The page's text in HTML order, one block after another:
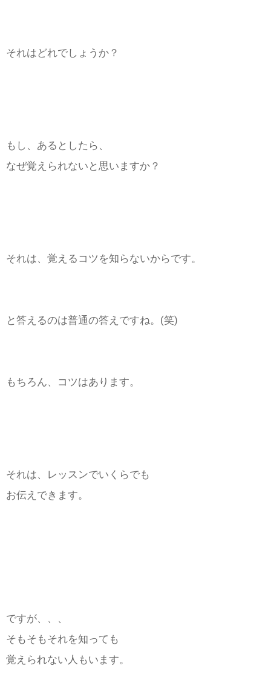
それはどれでしょうか？
もし、あるとしたら、
なぜ覚えられないと思いますか？
それは、覚えるコツを知らないからです。
と答えるのは普通の答えですね。(笑)
もちろん、コツはあります。
それは、レッスンでいくらでも
お伝えできます。
ですが、、、
そもそもそれを知っても
覚えられない人もいます。